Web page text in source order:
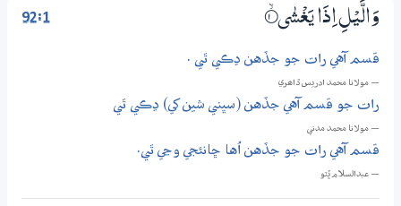
92:1 وَالَّيْلِ اِذَا يَغْشٰى 1‏۝ۙ
قسم آهي رات جو جڏهن ڍڪي ٿي .
— مولانا محمد ادريس ڏاھري
رات جو قسم آهي جڏهن (سڀني شين کي) ڍڪي ٿي
— مولانا محمد مدني
قسم آهي رات جو جڏهن اُها ڇانئجي وڃي ٿي.
— عبدالسلام ڀُٽو